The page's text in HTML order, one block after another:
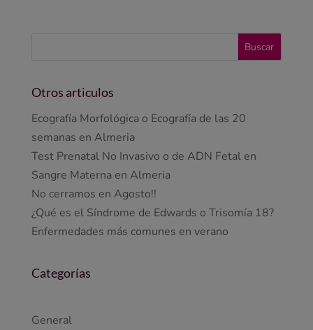
Otros articulos
Ecografía Morfológica o Ecografía de las 20
semanas en Almeria
Test Prenatal No Invasivo o de ADN Fetal en
Sangre Materna en Almeria
No cerramos en Agosto!!
¿Qué es el Síndrome de Edwards o Trisomía 18?
Enfermedades más comunes en verano
Categorías
General